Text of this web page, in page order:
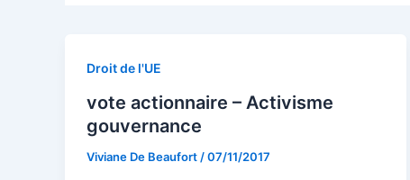
Droit de l'UE
vote actionnaire – Activisme
gouvernance
Viviane De Beaufort /07/11/2017